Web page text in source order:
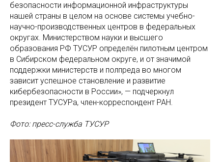
безопасности информационной инфраструктуры
нашей страны в целом на основе системы учебно-
научно-производственных центров в федеральных
округах. Министерством науки и высшего
образования РФ ТУСУР определён пилотным центром
в Сибирском федеральном округе, и от значимой
поддержки министерств и полпреда во многом
зависит успешное становление и развитие
кибербезопасности в России», — подчеркнул
президент ТУСУРа, член-корреспондент РАН.
Фото: пресс-служба ТУСУР